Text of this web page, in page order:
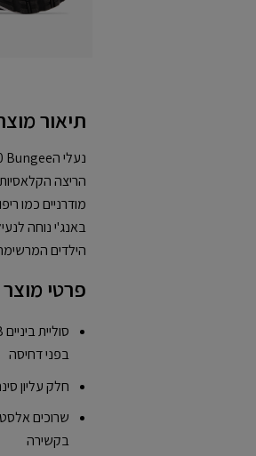
תיאור
הריצה הקלאסיות
באנג'י נוחה
הילדים
פרטי מוצר
בפני דחיסה
חלק עליון
שרוכים
בקשירה